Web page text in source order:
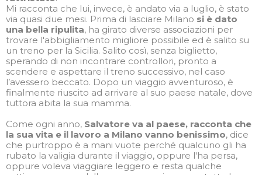
Mi racconta che lui, invece, è andato via a luglio, è stato
via quasi due mesi. Prima di lasciare Milano si è dato
una bella ripulita, ha girato diverse associazioni per
trovare l'abbigliamento migliore possibile ed è salito su
un treno per la Sicilia. Salito così, senza biglietto,
sperando di non incontrare controllori, pronto a
scendere e aspettare il treno successivo, nel caso
l’avessero beccato. Dopo un viaggio avventuroso, è
finalmente riuscito ad arrivare al suo paese natale, dove
tuttora abita la sua mamma.
Come ogni anno, Salvatore va al paese, racconta che
la sua vita e il lavoro a Milano vanno benissimo, dice
che purtroppo è a mani vuote perché qualcuno gli ha
rubato la valigia durante il viaggio, oppure l'ha persa,
oppure voleva viaggiare leggero e resta qualche